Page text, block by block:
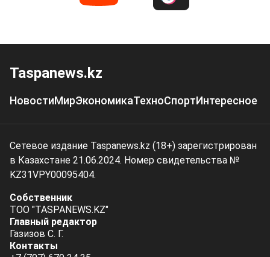
Taspanews.kz
НовостиМирЭкономикаТехноСпортИнтересное
Сетевое издание Taspanews.kz (18+) зарегистрирован
в Казахстане 21.06.2024. Номер свидетельства №
KZ31VPY00095404.
Собственник
ТОО "TASPANEWS.KZ"
Главный редактор
Газизов С. Г.
Контакты